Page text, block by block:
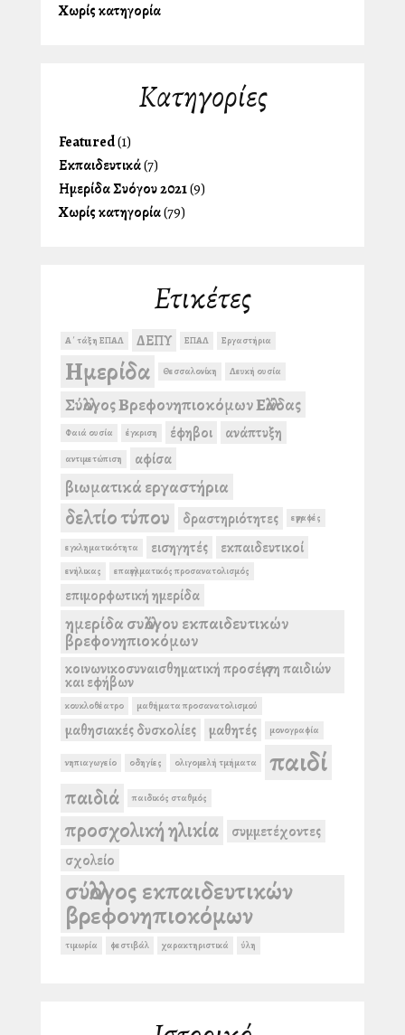
Χωρίς κατηγορία
Kατηγορίες
Featured(1)
Εκπαιδευτικά(7)
Ημερίδα Συλλόγου 2021(9)
Χωρίς κατηγορία(79)
Ετικέτες
Α΄ τάξη ΕΠΑΛ ΔΕΠΥ ΕΠΑΛ Εργαστήρια
Ημερίδα Θεσσαλονίκη Λευκή ουσία
Σύλλογος Βρεφονηπιοκόμων Ελλάδας
Φαιά ουσία έγκριση έφηβοι ανάπτυξη
αντιμετώπιση αφίσα
βιωματικά εργαστήρια
δελτίο τύπου δραστηριότητες εγγραφές
εγκληματικότητα εισηγητές εκπαιδευτικοί
ενήλικας επαγγελματικός προσανατολισμός
επιμορφωτική ημερίδα
ημερίδα συλλόγου εκπαιδευτικών
βρεφονηπιοκόμων
κοινωνικοσυναισθηματική προσέγγιση παιδιών
και εφήβων
κουκλοθέατρο μαθήματα προσανατολισμού
μαθησιακές δυσκολίες μαθητές μονογραφία
νηπιαγωγείο οδηγίες ολιγομελή τμήματα παιδί
παιδιά παιδικός σταθμός
προσχολική ηλικία
συμμετέχοντες
σχολείο
σύλλογος εκπαιδευτικών
βρεφονηπιοκόμων
τιμωρία φεστιβάλ χαρακτηριστικά ύλη